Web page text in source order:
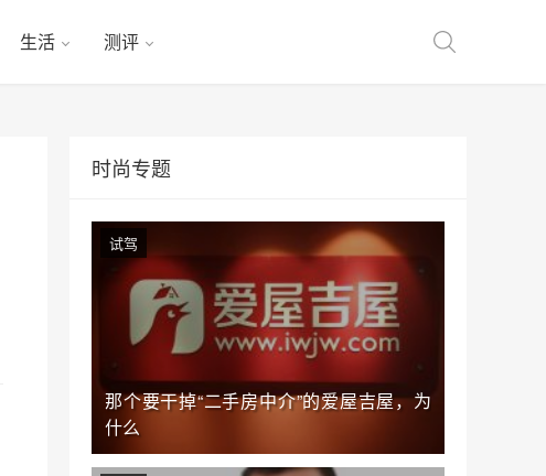
生活 测评
时尚专题
那个要干掉“二手房中介”的爱屋吉屋，为
什么
试驾